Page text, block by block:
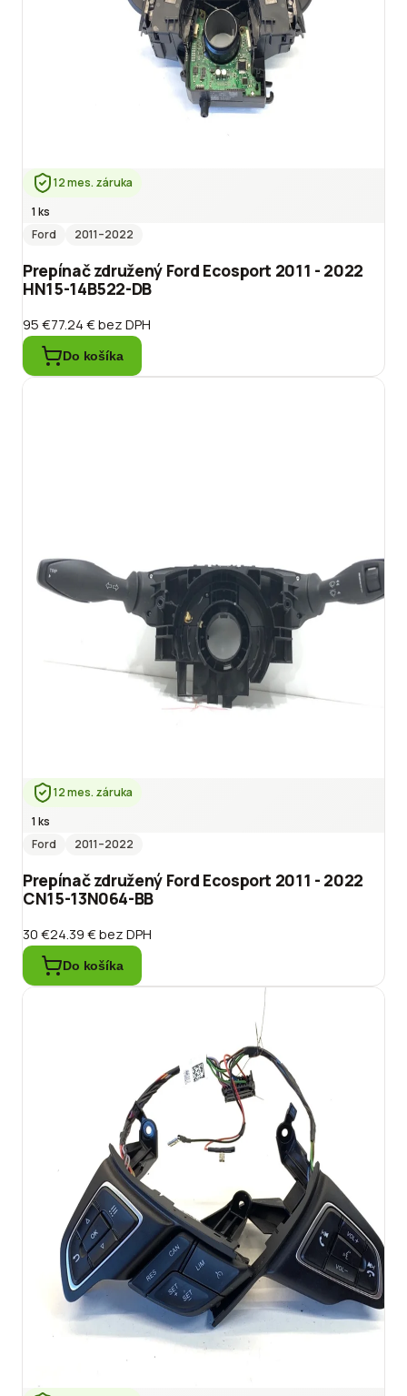
12 mes. záruka
1 ks
Ford
2011–2022
Prepínač združený Ford Ecosport 2011 - 2022
HN15-14B522-DB
95 €77.24 €bez DPH
Do košíka
12 mes. záruka
1 ks
Ford
2011–2022
Prepínač združený Ford Ecosport 2011 - 2022
CN15-13N064-BB
30 €24.39 €bez DPH
Do košíka